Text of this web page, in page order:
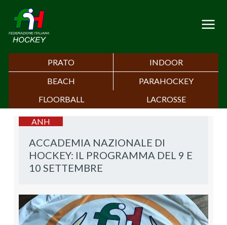
PRATO
INDOOR
BEACH
PARAHOCKEY
FLOORBALL
LACROSSE
ACCADEMIA NAZIONALE DI
HOCKEY: IL PROGRAMMA DEL 9 E
10 SETTEMBRE
ANH